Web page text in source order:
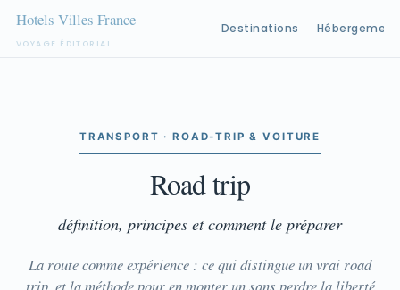
VOYAGE ÉDITORIAL
Destinations Hébergement
TRANSPORT · ROAD-TRIP & VOITURE
Road trip
définition, principes et comment le préparer
La route comme expérience : ce qui distingue un vrai road